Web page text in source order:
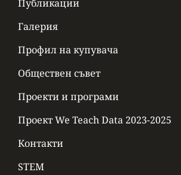
Публикации
Галерия
Профил на купувача
Обществен съвет
Проекти и програми
Проект We Teach Data 2023-2025
Контакти
STEM